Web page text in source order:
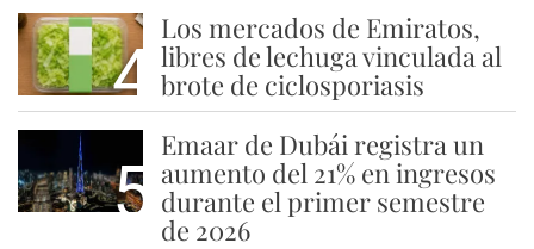
4
Los mercados de Emiratos,
libres de lechuga vinculada al
brote de ciclosporiasis
5
Emaar de Dubái registra un
aumento del 21% en ingresos
durante el primer semestre
de 2026